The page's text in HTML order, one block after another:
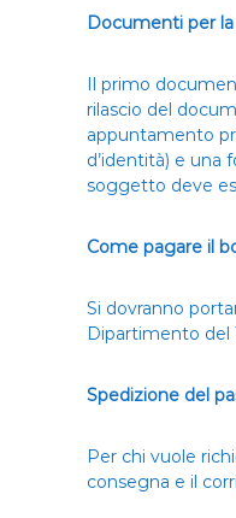
Documenti per
Il primo
rilascio del
appuntamento
d’identità) e una
soggetto deve
Come pagare il
Si dovranno
Dipartimento del
Spedizione del
Per chi vuole
consegna e il